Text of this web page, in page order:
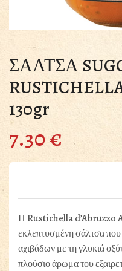
ΣΑΛΤΣΑ
130gr
7.30€
Η Rustichella d’Abruzzo
εκλεπτυσμένη σάλτσα
αχιβάδων με τη γλυκιά
πλούσιο άρωμα του